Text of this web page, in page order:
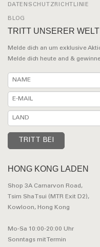
DATENSCHUTZRICHTLINIE
BLOG
TRITT UNSERER WELT
Melde dich an um exklusive
Melde dich heute and &
HONG KONG LADEN
Shop 3A Carnarvon Road,
Tsim Sha Tsui (MTR Exit D2),
Kowloon, Hong Kong
Mo-Sa 10:00-20:00 Uhr
Sonntags mit Termin